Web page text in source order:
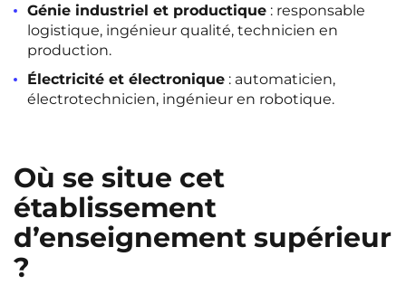
Génie industriel et productique : responsable
logistique, ingénieur qualité, technicien en
production.
Électricité et électronique : automaticien,
électrotechnicien, ingénieur en robotique.
Où se situe cet
établissement
d’enseignement supérieur
?